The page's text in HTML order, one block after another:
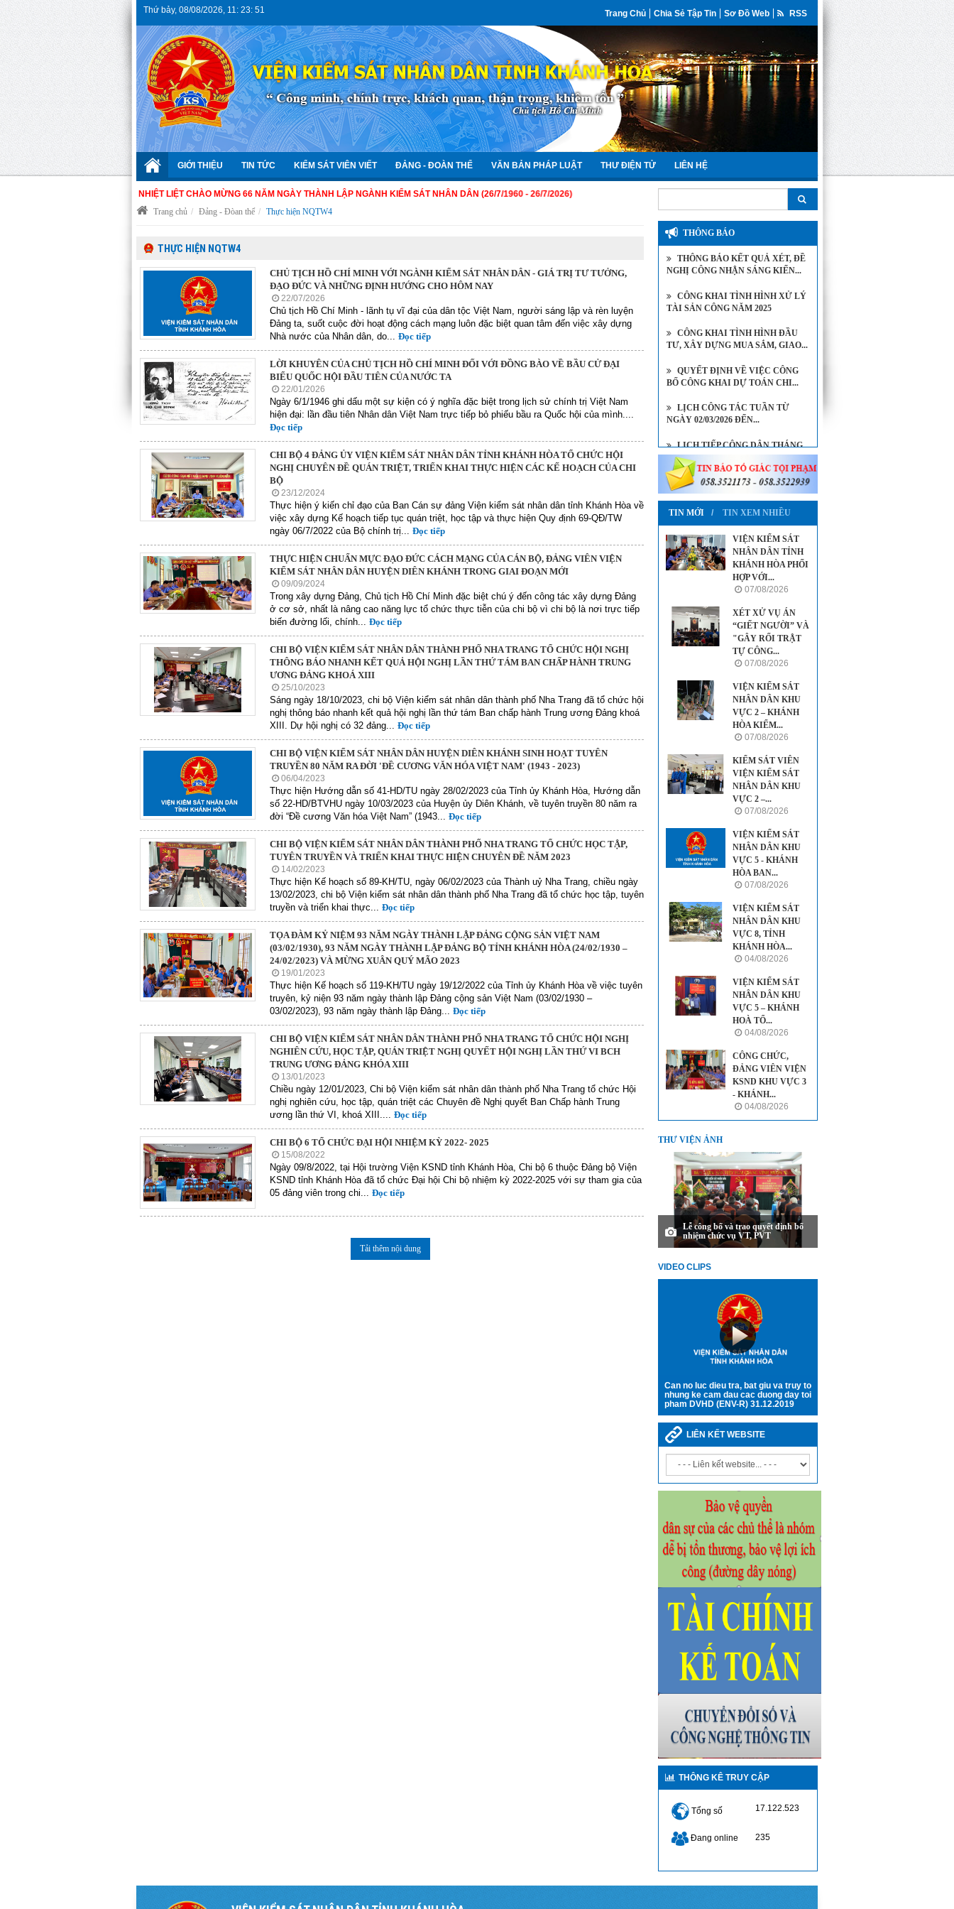
Thứ bảy, 08/08/2026, 11: 23: 51 RSS
Sơ Đồ Web
Chia Sẻ Tập Tin
Trang Chủ
GIỚI THIỆU TIN TỨC KIỂM SÁT VIÊN VIẾT ĐẢNG - ĐOÀN THỂ VĂN BẢN PHÁP LUẬT THƯ ĐIỆN TỬ LIÊN HỆ
NHIỆT LIỆT CHÀO MỪNG 66 NĂM NGÀY THÀNH LẬP NGÀNH KIỂM SÁT NHÂN DÂN (26/7/1960 - 26/7/2026)
Trang chủ
Đảng - Đòan thể Thực hiện NQTW4
THỰC HIỆN NQTW4
CHỦ TỊCH HỒ CHÍ MINH VỚI NGÀNH KIỂM SÁT NHÂN DÂN - GIÁ TRỊ TƯ TƯỞNG,
ĐẠO ĐỨC VÀ NHỮNG ĐỊNH HƯỚNG CHO HÔM NAY
22/07/2026
Chủ tịch Hồ Chí Minh - lãnh tụ vĩ đại của dân tộc Việt Nam, người sáng lập và rèn luyện
Đảng ta, suốt cuộc đời hoạt động cách mạng luôn đặc biệt quan tâm đến việc xây dựng
Nhà nước của Nhân dân, do... Đọc tiếp
LỜI KHUYÊN CỦA CHỦ TỊCH HỒ CHÍ MINH ĐỐI VỚI ĐỒNG BÀO VỀ BẦU CỬ ĐẠI
BIỂU QUỐC HỘI ĐẦU TIÊN CỦA NƯỚC TA
22/01/2026
Ngày 6/1/1946 ghi dấu một sự kiện có ý nghĩa đặc biệt trong lịch sử chính trị Việt Nam
hiện đại: lần đầu tiên Nhân dân Việt Nam trực tiếp bỏ phiếu bầu ra Quốc hội của mình....
Đọc tiếp
CHI BỘ 4 ĐẢNG ỦY VIỆN KIỂM SÁT NHÂN DÂN TỈNH KHÁNH HÒA TỔ CHỨC HỘI
NGHỊ CHUYÊN ĐỀ QUÁN TRIỆT, TRIỂN KHAI THỰC HIỆN CÁC KẾ HOẠCH CỦA CHI
BỘ
23/12/2024
Thực hiện ý kiến chỉ đạo của Ban Cán sự đảng Viện kiểm sát nhân dân tỉnh Khánh Hòa về
việc xây dựng Kế hoạch tiếp tục quán triệt, học tập và thực hiện Quy định 69-QĐ/TW
ngày 06/7/2022 của Bộ chính trị... Đọc tiếp
THỰC HIỆN CHUẨN MỰC ĐẠO ĐỨC CÁCH MẠNG CỦA CÁN BỘ, ĐẢNG VIÊN VIỆN
KIỂM SÁT NHÂN DÂN HUYỆN DIÊN KHÁNH TRONG GIAI ĐOẠN MỚI
09/09/2024
Trong xây dựng Đảng, Chủ tịch Hồ Chí Minh đặc biệt chú ý đến công tác xây dựng Đảng
ở cơ sở, nhất là nâng cao năng lực tổ chức thực tiễn của chi bộ vì chi bộ là nơi trực tiếp
biến đường lối, chính... Đọc tiếp
CHI BỘ VIỆN KIỂM SÁT NHÂN DÂN THÀNH PHỐ NHA TRANG TỔ CHỨC HỘI NGHỊ
THÔNG BÁO NHANH KẾT QUẢ HỘI NGHỊ LẦN THỨ TÁM BAN CHẤP HÀNH TRUNG
ƯƠNG ĐẢNG KHOÁ XIII
25/10/2023
Sáng ngày 18/10/2023, chi bộ Viện kiểm sát nhân dân thành phố Nha Trang đã tổ chức hội
nghị thông báo nhanh kết quả hội nghị lần thứ tám Ban chấp hành Trung ương Đảng khoá
XIII. Dự hội nghị có 32 đảng... Đọc tiếp
CHI BỘ VIỆN KIỂM SÁT NHÂN DÂN HUYỆN DIÊN KHÁNH SINH HOẠT TUYÊN
TRUYỀN 80 NĂM RA ĐỜI 'ĐỀ CƯƠNG VĂN HÓA VIỆT NAM' (1943 - 2023)
06/04/2023
Thực hiện Hướng dẫn số 41-HD/TU ngày 28/02/2023 của Tỉnh ủy Khánh Hòa, Hướng dẫn
số 22-HD/BTVHU ngày 10/03/2023 của Huyện ủy Diên Khánh, về tuyên truyền 80 năm ra
đời “Đề cương Văn hóa Việt Nam” (1943... Đọc tiếp
CHI BỘ VIỆN KIỂM SÁT NHÂN DÂN THÀNH PHỐ NHA TRANG TỔ CHỨC HỌC TẬP,
TUYÊN TRUYỀN VÀ TRIỂN KHAI THỰC HIỆN CHUYÊN ĐỀ NĂM 2023
14/02/2023
Thực hiện Kế hoạch số 89-KH/TU, ngày 06/02/2023 của Thành uỷ Nha Trang, chiều ngày
13/02/2023, chi bộ Viện kiểm sát nhân dân thành phố Nha Trang đã tổ chức học tập, tuyên
truyền và triển khai thực... Đọc tiếp
TỌA ĐÀM KỶ NIỆM 93 NĂM NGÀY THÀNH LẬP ĐẢNG CỘNG SẢN VIỆT NAM
(03/02/1930), 93 NĂM NGÀY THÀNH LẬP ĐẢNG BỘ TỈNH KHÁNH HÒA (24/02/1930 –
24/02/2023) VÀ MỪNG XUÂN QUÝ MÃO 2023
19/01/2023
Thực hiện Kế hoạch số 119-KH/TU ngày 19/12/2022 của Tỉnh ủy Khánh Hòa về việc tuyên
truyên, kỷ niện 93 năm ngày thành lập Đảng cộng sản Việt Nam (03/02/1930 –
03/02/2023), 93 năm ngày thành lập Đảng... Đọc tiếp
CHI BỘ VIỆN KIỂM SÁT NHÂN DÂN THÀNH PHỐ NHA TRANG TỔ CHỨC HỘI NGHỊ
NGHIÊN CỨU, HỌC TẬP, QUÁN TRIỆT NGHỊ QUYẾT HỘI NGHỊ LẦN THỨ VI BCH
TRUNG ƯƠNG ĐẢNG KHÓA XIII
13/01/2023
Chiều ngày 12/01/2023, Chi bộ Viện kiểm sát nhân dân thành phố Nha Trang tổ chức Hội
nghị nghiên cứu, học tập, quán triệt các Chuyên đề Nghị quyết Ban Chấp hành Trung
ương lần thứ VI, khoá XIII.... Đọc tiếp
CHI BỘ 6 TỔ CHỨC ĐẠI HỘI NHIỆM KỲ 2022- 2025
15/08/2022
Ngày 09/8/2022, tại Hội trường Viện KSND tỉnh Khánh Hòa, Chi bộ 6 thuộc Đảng bộ Viện
KSND tỉnh Khánh Hòa đã tổ chức Đại hội Chi bộ nhiệm kỳ 2022-2025 với sự tham gia của
05 đảng viên trong chi... Đọc tiếp
Tải thêm nội dung
THÔNG BÁO
THÔNG BÁO KẾT QUẢ XÉT, ĐỀ
NGHỊ CÔNG NHẬN SÁNG KIẾN...
CÔNG KHAI TÌNH HÌNH XỬ LÝ
TÀI SẢN CÔNG NĂM 2025
CÔNG KHAI TÌNH HÌNH ĐẦU
TƯ, XÂY DỰNG MUA SẮM, GIAO...
QUYẾT ĐỊNH VỀ VIỆC CÔNG
BỐ CÔNG KHAI DỰ TOÁN CHI...
LỊCH CÔNG TÁC TUẦN TỪ
NGÀY 02/03/2026 ĐẾN...
LỊCH TIẾP CÔNG DÂN THÁNG
8/2026 CỦA VIỆN KIỂM SÁT...
LỊCH TIẾP CÔNG DÂN THÁNG
7/2026 CỦA VIỆN TRƯỞNG...
TIN MỚI
TIN XEM NHIỀU
VIỆN KIỂM SÁT
NHÂN DÂN TỈNH
KHÁNH HÒA PHỐI
HỢP VỚI...
07/08/2026
XÉT XỬ VỤ ÁN
“GIẾT NGƯỜI” VÀ
"GÂY RỐI TRẬT
TỰ CÔNG...
07/08/2026
VIỆN KIỂM SÁT
NHÂN DÂN KHU
VỰC 2 – KHÁNH
HÒA KIỂM...
07/08/2026
KIỂM SÁT VIÊN
VIỆN KIỂM SÁT
NHÂN DÂN KHU
VỰC 2 –...
07/08/2026
VIỆN KIỂM SÁT
NHÂN DÂN KHU
VỰC 5 - KHÁNH
HÒA BAN...
07/08/2026
VIỆN KIỂM SÁT
NHÂN DÂN KHU
VỰC 8, TỈNH
KHÁNH HÒA...
04/08/2026
VIỆN KIỂM SÁT
NHÂN DÂN KHU
VỰC 5 – KHÁNH
HOÀ TỔ...
04/08/2026
CÔNG CHỨC,
ĐẢNG VIÊN VIỆN
KSND KHU VỰC 3
- KHÁNH...
04/08/2026
THƯ VIỆN ẢNH
Lễ công bố và trao quyết định bổ
nhiệm chức vụ VT, PVT
VIDEO CLIPS
Can no luc dieu tra, bat giu va truy to
nhung ke cam dau cac duong day toi
pham DVHD (ENV-R) 31.12.2019
LIÊN KẾT WEBSITE
THÔNG KÊ TRUY CẬP
Tổng số 17.122.523
Đang online 235